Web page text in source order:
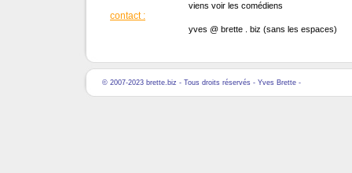
viens voir les comédiens
contact :
yves @ brette . biz (sans les espaces)
© 2007-2023 brette.biz - Tous droits réservés - Yves Brette -